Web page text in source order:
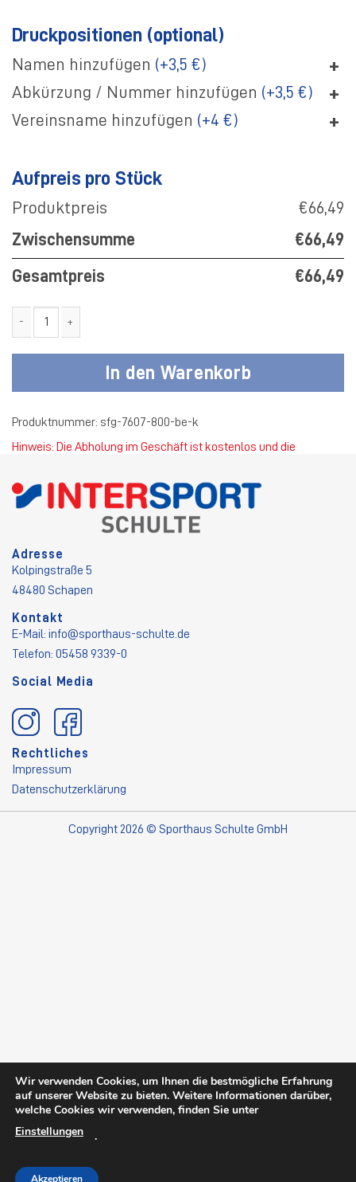
Druckpositionen (optional)
Namen hinzufügen (+3,5 €) +
Abkürzung / Nummer hinzufügen (+3,5 €) +
Vereinsname hinzufügen (+4 €) +
Aufpreis pro Stück
Produktpreis
€66,49
Zwischensumme
€66,49
Gesamtpreis €66,49
In den Warenkorb
Produktnummer: sfg-7607-800-be-k
Hinweis: Die Abholung im Geschäft ist kostenlos und die
Adresse
Kolpingstraße 5
48480 Schapen
Kontakt
E-Mail: info@sporthaus-schulte.de
Telefon: 05458 9339-0
Social Media
Rechtliches
Impressum
Datenschutzerklärung
Copyright 2026 © Sporthaus Schulte GmbH
Wir verwenden Cookies, um Ihnen die bestmögliche Erfahrung
auf unserer Website zu bieten. Weitere Informationen darüber,
welche Cookies wir verwenden, finden Sie unter
Einstellungen
.
Akzeptieren